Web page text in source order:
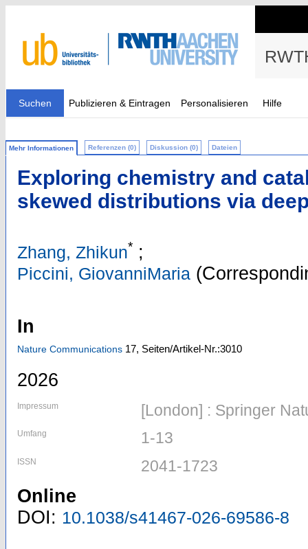
Suchen Publizieren & Eintragen Personalisieren Hilfe
Mehr Informationen Referenzen (0) Diskussion (0) Dateien
Exploring chemistry and
skewed distributions via
Zhang, Zhikun* ;
Piccini, GiovanniMaria
In
Nature Communications 17, Seiten/Artikel-Nr.:3010
2026
Impressum [London] : Springer
Umfang 1-13
ISSN 2041-1723
Online
DOI: 10.1038/s41467-026-69586-8